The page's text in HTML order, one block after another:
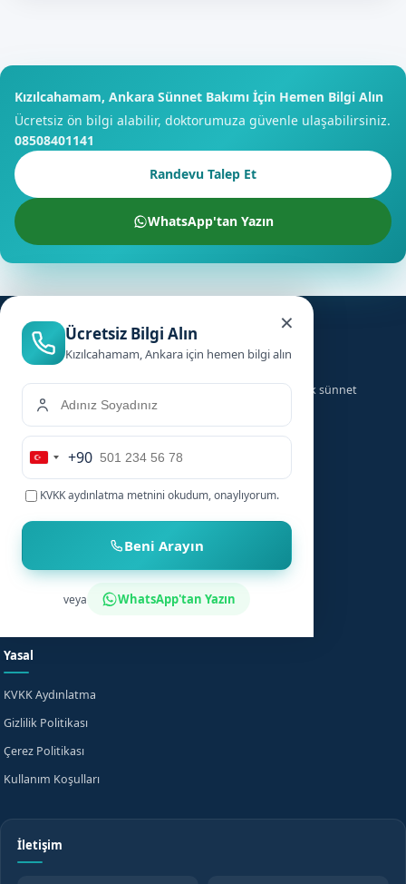
Kızılcahamam, Ankara Sünnet Bakımı İçin Hemen Bilgi Alın
Ücretsiz ön bilgi alabilir, doktorumuza güvenle ulaşabilirsiniz.
08508401141
Randevu Talep Et
WhatsApp'tan Yazın
×
Ücretsiz Bilgi Alın
Kızılcahamam, Ankara için hemen bilgi alın
Turkey
+90
+90
KVKK aydınlatma metnini okudum, onaylıyorum.
Beni Arayın
veya WhatsApp'tan Yazın
Türkiye genelinde ailelere güvenilir, hızlı ve hijyenik sünnet
hizmeti sunuyoruz.
Hizmetler
Bebek Sünneti
Çocuk Sünneti
Sünnet Sonrası Bakım
Fiyat Bilgisi
Anasayfa
Şehirler
Bilgi Merkezi
Yasal
KVKK Aydınlatma
Gizlilik Politikası
Çerez Politikası
Kullanım Koşulları
İletişim